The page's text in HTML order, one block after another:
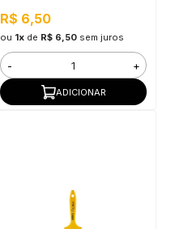
R$ 6,50
ou 1xde R$ 6,50 sem juros
- +
ADICIONAR